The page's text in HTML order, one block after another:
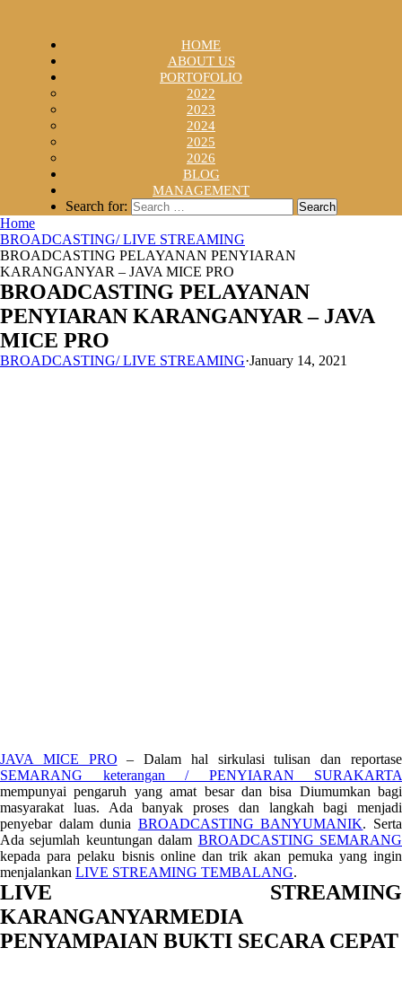
HOME
ABOUT US
PORTOFOLIO
2022
2023
2024
2025
2026
BLOG
MANAGEMENT
Search for:
Home
BROADCASTING/ LIVE STREAMING
BROADCASTING PELAYANAN PENYIARAN
KARANGANYAR – JAVA MICE PRO
BROADCASTING PELAYANAN
PENYIARAN KARANGANYAR – JAVA
MICE PRO
BROADCASTING/ LIVE STREAMING·January 14, 2021
JAVA MICE PRO – Dalam hal sirkulasi tulisan dan reportase
SEMARANG keterangan / PENYIARAN SURAKARTA
mempunyai pengaruh yang amat besar dan bisa Diumumkan bagi
masyarakat luas. Ada banyak proses dan langkah bagi menjadi
penyebar dalam dunia BROADCASTING BANYUMANIK. Serta
Ada sejumlah keuntungan dalam BROADCASTING SEMARANG
kepada para pelaku bisnis online dan trik akan pemuka yang ingin
menjalankan LIVE STREAMING TEMBALANG.
LIVE STREAMING
KARANGANYARMEDIA
PENYAMPAIAN BUKTI SECARA CEPAT